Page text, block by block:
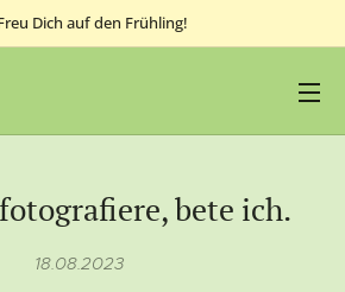
Dich auf den Frühling!
bete ich.
18.08.2023